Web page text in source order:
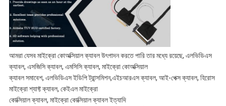
আমরা যেসব মাইক্রো কোঅক্সিয়াল ক্যাবল উৎপাদন করতে পারি তার মধ্যে রয়েছে, এলভিডিএস
ক্যাবল, এসজিসি ক্যাবল, এমসিসি ক্যাবল, মাইক্রো কোঅক্সিয়াল
ক্যাবল সমাবেশ, এলভিডিএস ইডিপি ট্রান্সমিশন,এইচআরএস ক্যাবল, আই-পেক্স ক্যাবল, হিরোস
মাইক্রো শ্যাফ্ট ক্যাবল, কেইএল মাইক্রো
কোক্সিয়াল ক্যাবল, মাইক্রো কোক্সিয়াল ক্যাবল ইত্যাদি